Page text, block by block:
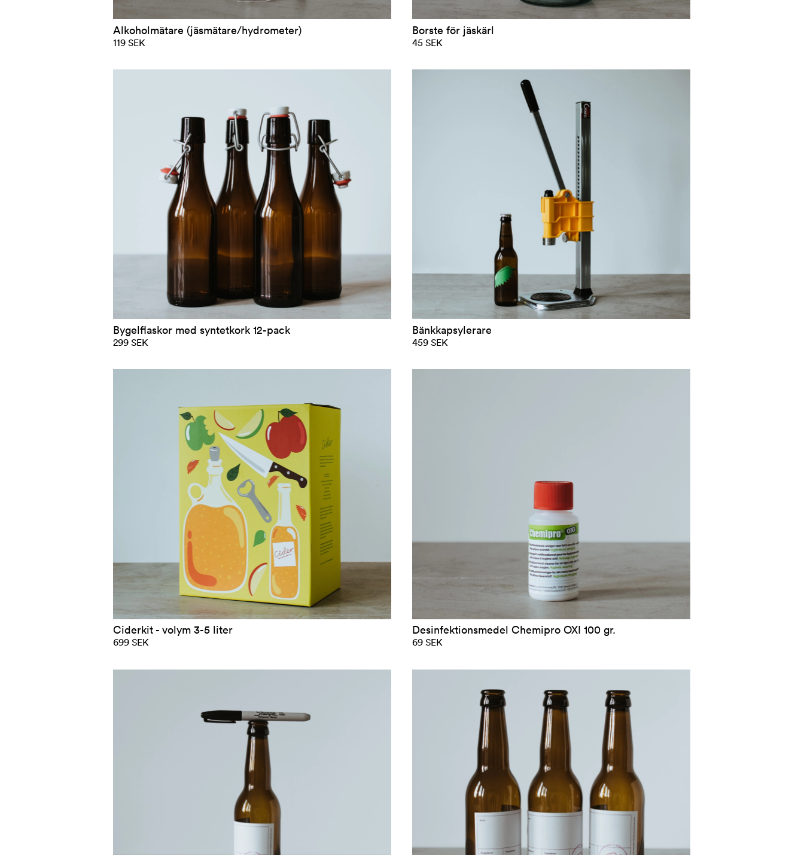
Alkoholmätare (jäsmätare/hydrometer)
119 SEK
Borste för jäskärl
45 SEK
Bygelflaskor med syntetkork 12-pack
299 SEK
Bänkkapsylerare
459 SEK
Ciderkit - volym 3-5 liter
699 SEK
Desinfektionsmedel Chemipro OXI 100 gr.
69 SEK